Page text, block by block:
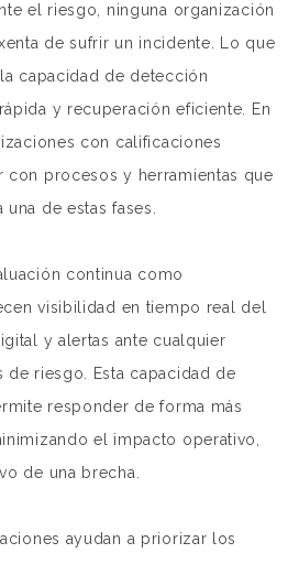
el riesgo, ninguna organización
de sufrir un incidente. Lo que
capacidad de detección
y recuperación eficiente. En
con calificaciones
con procesos y herramientas que
de estas fases.
continua como
visibilidad en tiempo real del
y alertas ante cualquier
riesgo. Esta capacidad de
responder de forma más
el impacto operativo,
de una brecha.
ayudan a priorizar los